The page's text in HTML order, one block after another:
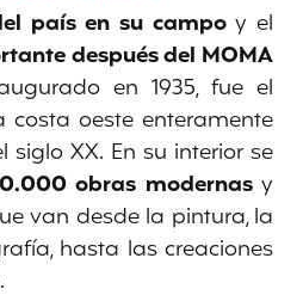
país en su campoy el
después del MOMA
en 1935, fue el
oeste enteramente
XX. En su interior se
obras modernas y
van desde la pintura, la
hasta las creaciones